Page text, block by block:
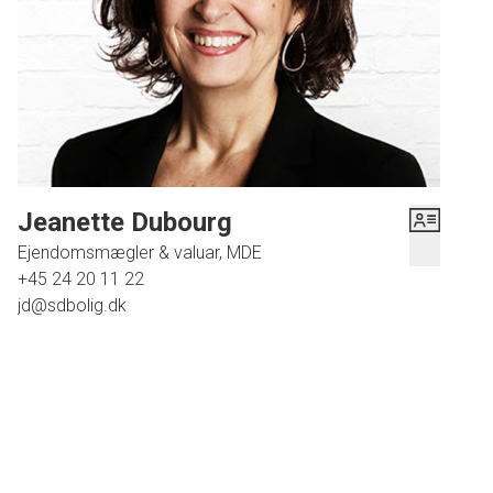
Jeanette Dubourg
Ejendomsmægler & valuar, MDE
+45 24 20 11 22
jd@sdbolig.dk